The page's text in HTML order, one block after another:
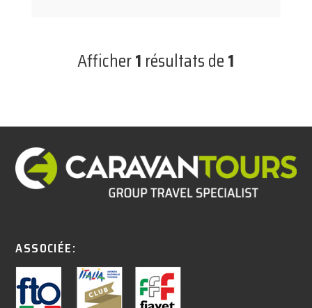
Afficher1 résultats de1
ASSOCIÉE: